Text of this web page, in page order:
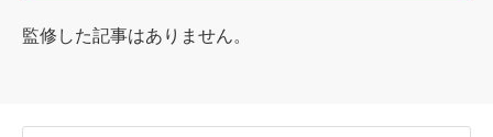
監修した記事はありません。